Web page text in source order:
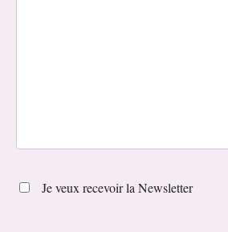
Je veux recevoir la Newsletter